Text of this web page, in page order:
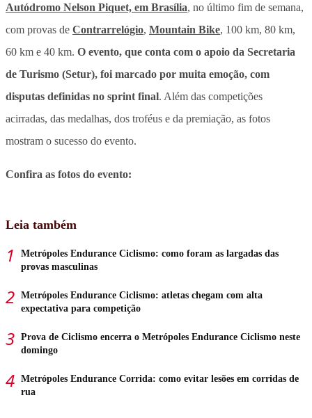
Autódromo Nelson Piquet, em Brasília, no último fim de semana,
com provas de Contrarrelógio, Mountain Bike, 100 km, 80 km,
60 km e 40 km. O evento, que conta com o apoio da Secretaria
de Turismo (Setur), foi marcado por muita emoção, com
disputas definidas no sprint final. Além das competições
acirradas, das medalhas, dos troféus e da premiação, as fotos
mostram o sucesso do evento.
Confira as fotos do evento:
Leia também
Metrópoles Endurance Ciclismo: como foram as largadas das
provas masculinas
Metrópoles Endurance Ciclismo: atletas chegam com alta
expectativa para competição
Prova de Ciclismo encerra o Metrópoles Endurance Ciclismo neste
domingo
Metrópoles Endurance Corrida: como evitar lesões em corridas de
rua